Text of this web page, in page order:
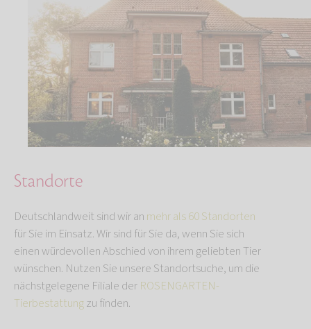
Standorte
Deutschlandweit sind wir an mehr als 60 Standorten
für Sie im Einsatz. Wir sind für Sie da, wenn Sie sich
einen würdevollen Abschied von ihrem geliebten Tier
wünschen. Nutzen Sie unsere Standortsuche, um die
nächstgelegene Filiale der ROSENGARTEN-
Tierbestattungzu finden.